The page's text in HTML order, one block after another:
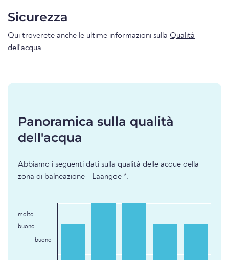
Sicurezza
Qui troverete anche le ultime informazioni sulla Qualità
dell'acqua.
Panoramica sulla qualità
dell'acqua
Abbiamo i seguenti dati sulla qualità delle acque della
zona di balneazione - Laangoe *.
molto
buono
buono